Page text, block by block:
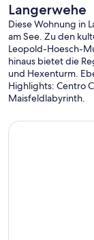
Langerwehe
Diese Wohnung in
am See. Zu den
Leopold-Hoesch-
hinaus bietet die
und Hexenturm.
Highlights: Centro
Maisfeldlabyrinth.